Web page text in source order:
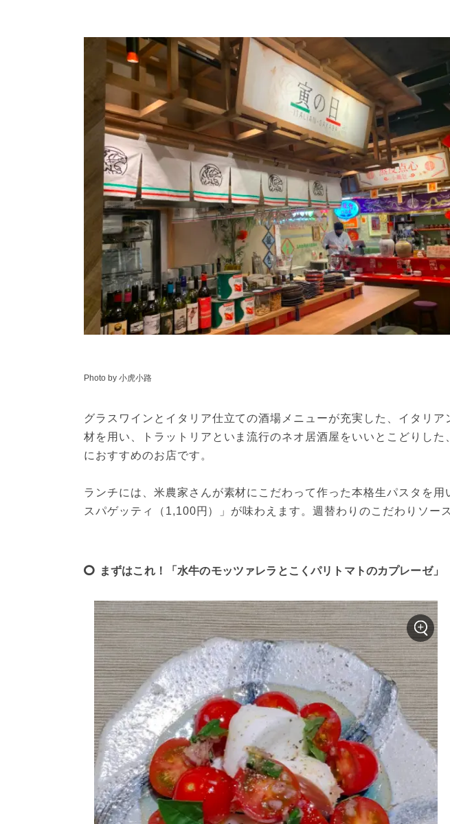
Photo by 小虎小路
グラスワインとイタリア仕立ての酒場メニューが充実した、イタリア
材を用い、トラットリアといま流行のネオ居酒屋をいいとこどりした
におすすめのお店です。
ランチには、米農家さんが素材にこだわって作った本格生パスタを用
スパゲッティ（1,100円）」が味わえます。週替わりのこだわりソー
まずはこれ！「水牛のモッツァレラとこくパリトマトのカプレーゼ」